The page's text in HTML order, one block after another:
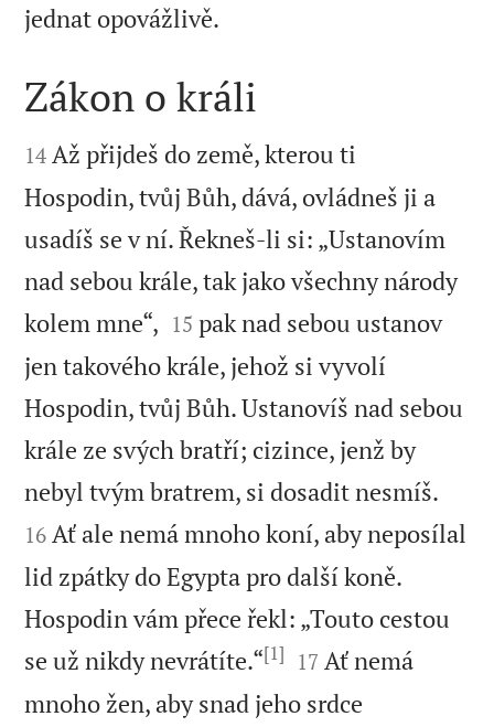
jednat opovážlivě.

Zákon o králi

14 Až přijdeš do země, kterou ti
Hospodin, tvůj Bůh, dává, ovládneš ji a
usadíš se v ní. Řekneš-li si: „Ustanovím
nad sebou krále, tak jako všechny národy
kolem mne“, 

15 pak nad sebou ustanov
jen takového krále, jehož si vyvolí
Hospodin, tvůj Bůh. Ustanovíš nad sebou
krále ze svých bratří; cizince, jenž by
nebyl tvým bratrem, si dosadit nesmíš.
16 Ať ale nemá mnoho koní, aby neposílal
lid zpátky do Egypta pro další koně.
Hospodin vám přece řekl: „Touto cestou
se už nikdy nevrátíte.“[1] 

17 Ať nemá
mnoho žen, aby snad jeho srdce